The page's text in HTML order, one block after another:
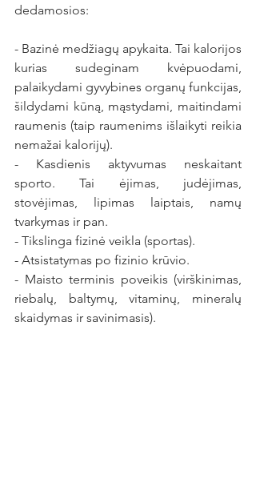
dedamosios:
- Bazinė medžiagų apykaita. Tai kalorijos
kurias sudeginam kvėpuodami,
palaikydami gyvybines organų funkcijas,
šildydami kūną, mąstydami, maitindami
raumenis (taip raumenims išlaikyti reikia
nemažai kalorijų).
- Kasdienis aktyvumas neskaitant
sporto. Tai ėjimas, judėjimas,
stovėjimas, lipimas laiptais, namų
tvarkymas ir pan.
- Tikslinga fizinė veikla (sportas).
- Atsistatymas po fizinio krūvio.
- Maisto terminis poveikis (virškinimas,
riebalų, baltymų, vitaminų, mineralų
skaidymas ir savinimasis).